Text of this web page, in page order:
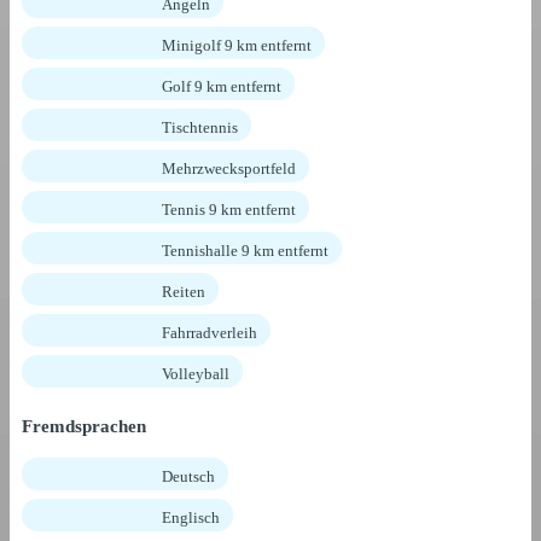
Angeln
Minigolf 9 km entfernt
Golf 9 km entfernt
Tischtennis
Mehrzwecksportfeld
Tennis 9 km entfernt
Tennishalle 9 km entfernt
Reiten
Fahrradverleih
Volleyball
Fremdsprachen
Deutsch
Englisch